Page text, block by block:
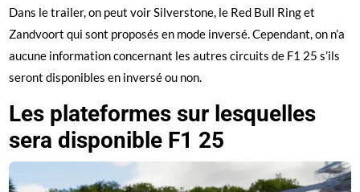
Dans le trailer, on peut voir Silverstone, le Red Bull Ring et
Zandvoort qui sont proposés en mode inversé. Cependant, on n’a
aucune information concernant les autres circuits de F1 25 s’ils
seront disponibles en inversé ou non.
Les plateformes sur lesquelles
sera disponible F1 25